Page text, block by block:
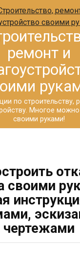
ремонт и
по строительству,
Многое
своими руками!
своими
чертежами